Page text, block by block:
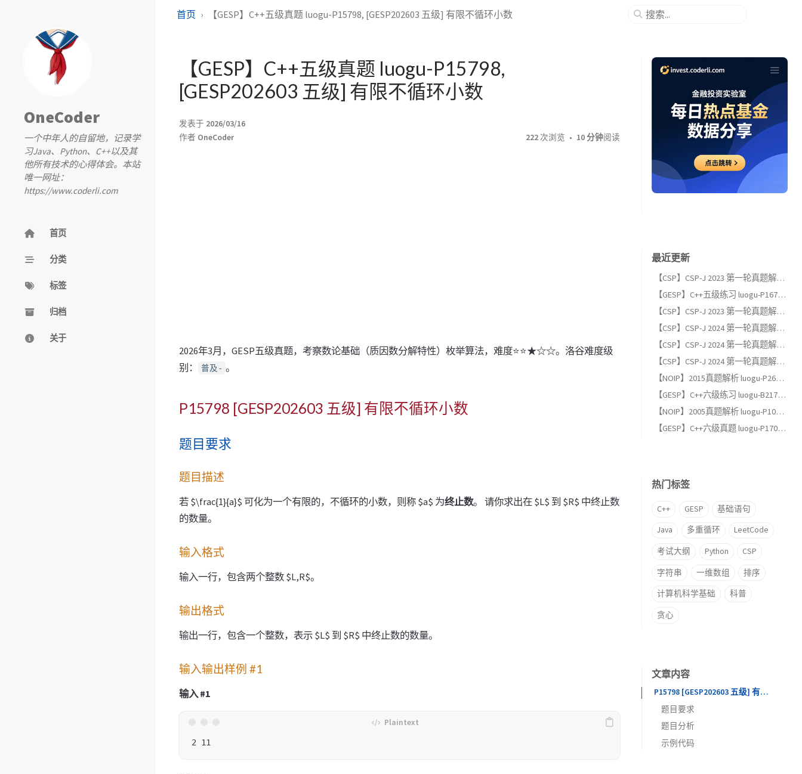
OneCoder
一个中年人的自留地，记录学
习Java、Python、C++以及其
他所有技术的心得体会。本站
唯一网址：
https://www.coderli.com
首页
分类
标签
归档
关于
首页 【GESP】C++五级真题 luogu-P15798, [GESP202603 五级] 有限不循环小数
【GESP】C++五级真题 luogu-P15798,
[GESP202603 五级] 有限不循环小数
发表于 2026/03/16
作者 OneCoder 222次浏览 10 分钟阅读
2026年3月，GESP五级真题，考察数论基础（质因数分解特性）枚举算法，难度⭐⭐★☆☆。洛谷难度级
别：
普及- 。
P15798 [GESP202603 五级] 有限不循环小数
题目要求
题目描述
若 $\frac{1}{a}$ 可化为一个有限的，不循环的小数，则称 $a$ 为终止数。 请你求出在 $L$ 到 $R$ 中终止数
的数量。
输入格式
输入一行，包含两个整数 $L,R$。
输出格式
输出一行，包含一个整数，表示 $L$ 到 $R$ 中终止数的数量。
输入输出样例 #1
输入 #1
最近更新
【CSP】CSP-J 2023 第一轮真题解析（二）：阅读程序题
【GESP】C++五级练习 luogu-P1678 烦恼的高考志愿
【CSP】CSP-J 2023 第一轮真题解析（一）：单项选择题
【CSP】CSP-J 2024 第一轮真题解析（三）：完善程序题
【CSP】CSP-J 2024 第一轮真题解析（二）：阅读程序题
【CSP】CSP-J 2024 第一轮真题解析（一）：单项选择题
【NOIP】2015真题解析 luogu-P2678 跳石头（适合GESP六级以上练习）
【GESP】C++六级练习 luogu-B2174, 完全背包
【NOIP】2005真题解析 luogu-P1048 采药（适合GESP六级以上练习）
【GESP】C++六级真题 luogu-P17013, [GESP202606 六级] 满二叉树
热门标签
C++ GESP 基础语句
Java 多重循环 LeetCode
考试大纲 Python CSP
字符串 一维数组 排序
计算机科学基础 科普
贪心
文章内容
P15798 [GESP202603 五级] 有限不循环小数
题目要求
题目描述
输入格式
题目分析
示例代码